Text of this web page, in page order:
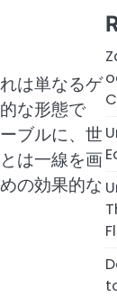
は単なるゲ
な形態で
ブルに、世
は一線を画
の効果的な